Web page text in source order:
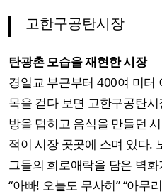
고한구공탄시장
탄광촌 모습을 재현한 시장
경일교 부근부터 400여 미터
목을 걷다 보면 고한구공탄
방을 덥히고 음식을 만들던
적이 시장 곳곳에 스며 있다.
그들의 희로애락을 담은 벽
“아빠! 오늘도 무사히” “아무